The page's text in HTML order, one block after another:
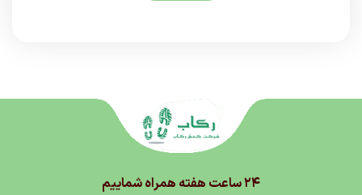
۲۴ ساعت هفته همراه شماییم